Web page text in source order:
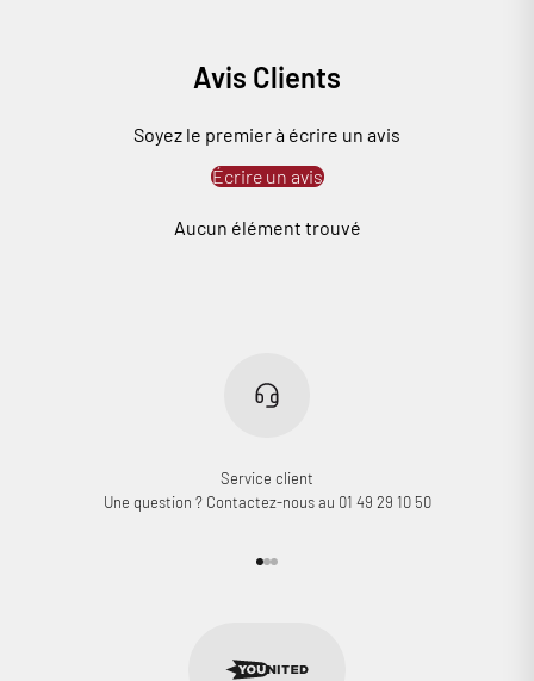
Avis Clients
Soyez le premier à écrire un avis
Écrire un avis
Aucun élément trouvé
Service client
Une question ? Contactez-nous au 01 49 29 10 50
Aller à l'élément 1
Aller à l'élément 2
Aller à l'élément 3